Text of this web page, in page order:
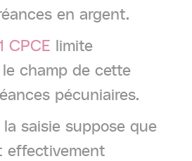
en argent.
CPCE limite
champ de cette
pécuniaires.
saisie suppose que
effectivement